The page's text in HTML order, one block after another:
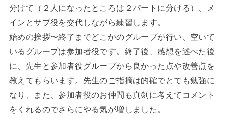
分けて（２人になったところは２パートに分ける）、メ
インとサブ役を交代しながら練習します。
始めの挨拶〜終了までどこかのグループが行い、空いて
いるグループは参加者役です。終了後、感想を述べた後
に、先生と参加者役グループから良かった点や改善点を
教えてもらいます。先生のご指摘は的確でとても勉強に
なり、また、参加者役のお仲間も真剣に考えてコメント
をくれるのでさらにやる気が増しました。